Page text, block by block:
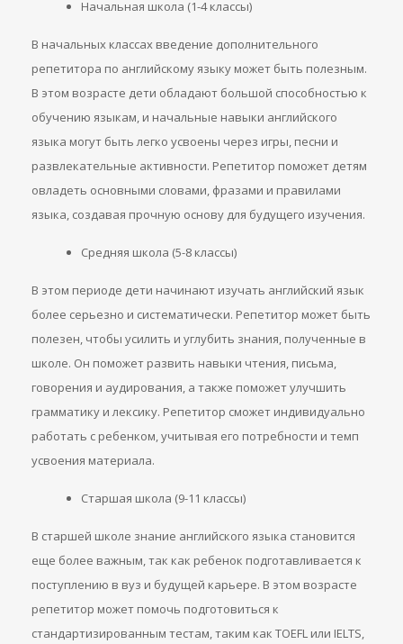
Начальная школа (1-4 классы)
В начальных классах введение дополнительного
репетитора по английскому языку может быть полезным.
В этом возрасте дети обладают большой способностью к
обучению языкам, и начальные навыки английского
языка могут быть легко усвоены через игры, песни и
развлекательные активности. Репетитор поможет детям
овладеть основными словами, фразами и правилами
языка, создавая прочную основу для будущего изучения.
Средняя школа (5-8 классы)
В этом периоде дети начинают изучать английский язык
более серьезно и систематически. Репетитор может быть
полезен, чтобы усилить и углубить знания, полученные в
школе. Он поможет развить навыки чтения, письма,
говорения и аудирования, а также поможет улучшить
грамматику и лексику. Репетитор сможет индивидуально
работать с ребенком, учитывая его потребности и темп
усвоения материала.
Старшая школа (9-11 классы)
В старшей школе знание английского языка становится
еще более важным, так как ребенок подготавливается к
поступлению в вуз и будущей карьере. В этом возрасте
репетитор может помочь подготовиться к
стандартизированным тестам, таким как TOEFL или IELTS,